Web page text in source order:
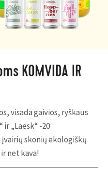
KOMVIDA IR
visada gaivios, ryškaus
„Laesk“ -20
skonių ekologiškų
net kava!